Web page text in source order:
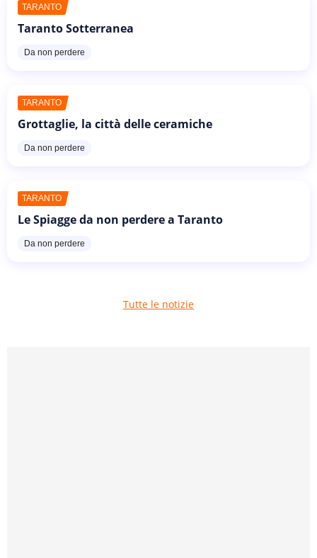
TARANTO
Taranto Sotterranea
Da non perdere
TARANTO
Grottaglie, la città delle ceramiche
Da non perdere
TARANTO
Le Spiagge da non perdere a Taranto
Da non perdere
Tutte le notizie